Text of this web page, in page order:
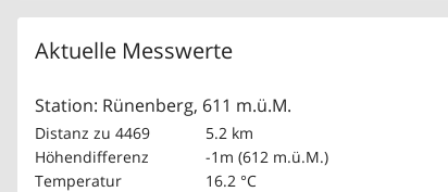
Aktuelle Messwerte
Station: Rünenberg, 611 m.ü.M.
Distanz zu 4469
5.2 km
Höhendifferenz
-1m (612 m.ü.M.)
Temperatur
16.2 °C